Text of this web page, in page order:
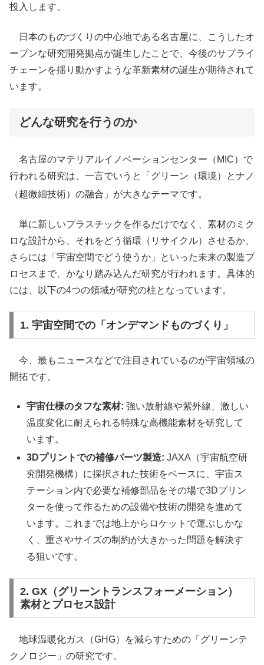
投入します。
日本のものづくりの中心地である名古屋に、こうしたオ
ープンな研究開発拠点が誕生したことで、今後のサプライ
チェーンを揺り動かすような革新素材の誕生が期待されて
います。
どんな研究を行うのか
名古屋のマテリアルイノベーションセンター（MIC）で
行われる研究は、一言でいうと「グリーン（環境）とナノ
（超微細技術）の融合」が大きなテーマです。
単に新しいプラスチックを作るだけでなく、素材のミク
ロな設計から、それをどう循環（リサイクル）させるか、
さらには「宇宙空間でどう使うか」といった未来の製造プ
ロセスまで、かなり踏み込んだ研究が行われます。具体的
には、以下の4つの領域が研究の柱となっています。
1. 宇宙空間での「オンデマンドものづくり」
今、最もニュースなどで注目されているのが宇宙領域の
開拓です。
宇宙仕様のタフな素材: 強い放射線や紫外線、激しい
温度変化に耐えられる特殊な高機能素材を研究して
います。
3Dプリントでの補修パーツ製造: JAXA（宇宙航空研
究開発機構）に採択された技術をベースに、宇宙ス
テーション内で必要な補修部品をその場で3Dプリン
ターを使って作るための設備や技術の開発を進めて
います。これまでは地上からロケットで運ぶしかな
く、重さやサイズの制約が大きかった問題を解決す
る狙いです。
2. GX（グリーントランスフォーメーション）
素材とプロセス設計
地球温暖化ガス（GHG）を減らすための「グリーンテ
クノロジー」の研究です。